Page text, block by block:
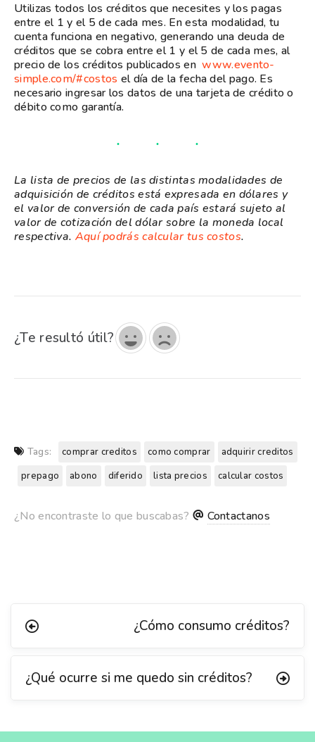
Utilizas todos los créditos que necesites y los pagas
entre el 1 y el 5 de cada mes. En esta modalidad, tu
cuenta funciona en negativo, generando una deuda de
créditos que se cobra entre el 1 y el 5 de cada mes, al
precio de los créditos publicados enwww.evento-
simple.com/#costos el día de la fecha del pago. Es
necesario ingresar los datos de una tarjeta de crédito o
débito como garantía.
La lista de precios de las distintas modalidades de
adquisición de créditos está expresada en dólares y
el valor de conversión de cada país estará sujeto al
valor de cotización del dólar sobre la moneda local
respectiva. Aquí podrás calcular tus costos.
¿Te resultó útil?
Tags: comprar creditos como comprar
adquirir creditos
prepago
abono diferido lista precios calcular costos
¿No encontraste lo que buscabas? Contactanos
¿Cómo consumo créditos?
¿Qué ocurre si me quedo sin créditos?